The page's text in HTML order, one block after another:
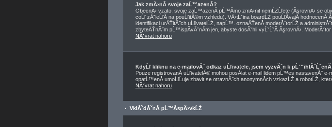
Jak zmÄ›nĂ­ svoje zaĹ™azenĂ­?
ObecnÄ› vzato, svoje zaĹ™azenĂ­ pĹ™Ă­mo zmÄ›nit nemĹŻĹľete (ĂşrovnÄ› se
coĹľ zĂˇleĹľĂ­ na pouĹľitĂ©m vzhledu). VÄ›tĹˇina boardĹŻ pouĹľĂ­vajĂ­
identifikaci urÄŤitĂ˝ch uĹľivatelĹŻ, napĹ™. oznaÄŤenĂ­ moderĂˇtorĹŻ a
zbyteÄŤnĂ˝m pĹ™ispĂ­vĂˇnĂ­m jen, abyste dosĂˇhli vyĹˇĹˇĂ­ ĂşrovnÄ›.
NĂˇvrat nahoru
KdyĹľ kliknu na e-mailovĂ˝ odkaz uĹľivatele, jsem vyzvĂˇn k
Pouze registrovanĂ­ uĹľivatelĂ© mohou posĂ­lat e-mail lidem pĹ™es nastavenĂ˝
opatĹ™enĂ­ umoĹľĹuje zbavit se otravnĂ˝ch anonymnĂ­ch vzkazĹŻ a robotĹŻ,
NĂˇvrat nahoru
VklĂˇdĂˇnĂ­ pĹ™Ă­spÄ›vkĹŻ